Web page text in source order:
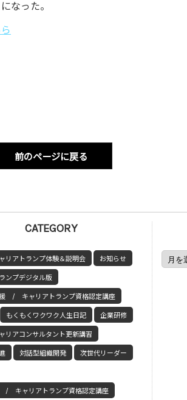
なった。
前のページに戻る
CATEGORY
リアトランプ体験＆説明会 お知らせ
ンプデジタル版
/ キャリアトランプ資格認定講座
もくもくワクワク人生日記 企業研修
リアコンサルタント更新講習
対話型組織開発 次世代リーダー
/ キャリアトランプ資格認定講座